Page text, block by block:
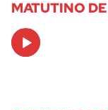
MATUTINO
Audio
Player